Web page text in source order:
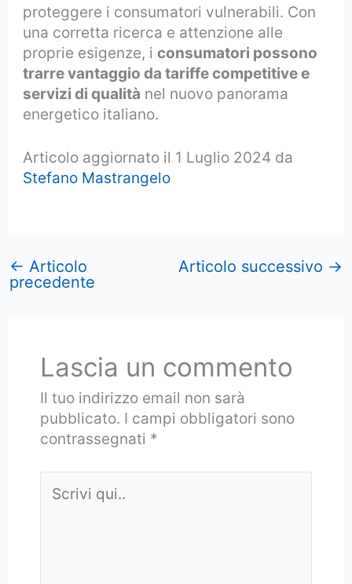
proteggere i consumatori vulnerabili. Con
una corretta ricerca e attenzione alle
proprie esigenze, iconsumatori possono
trarre vantaggio da tariffe competitive e
servizi di qualità nel nuovo panorama
energetico italiano.
Articolo aggiornato il 1 Luglio 2024 da
Stefano Mastrangelo
← Articolo
precedente
Articolo successivo →
Lascia un commento
Il tuo indirizzo email non sarà
pubblicato. I campi obbligatori sono
contrassegnati *
qui..